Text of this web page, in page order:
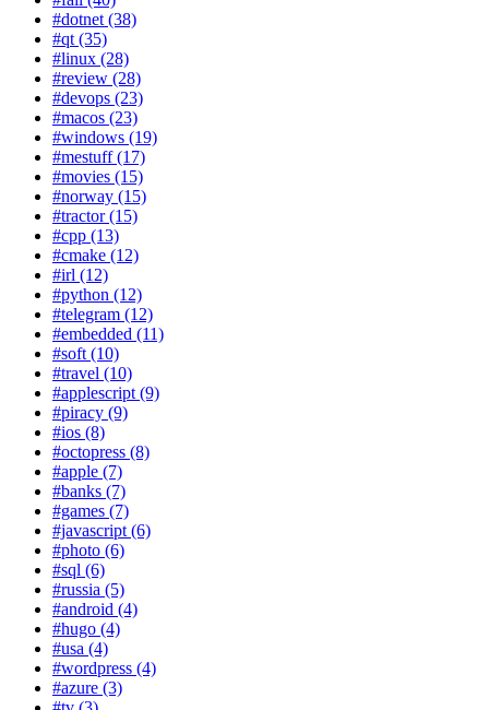
#dotnet (38)
#qt (35)
#linux (28)
#review (28)
#devops (23)
#macos (23)
#windows (19)
#mestuff (17)
#movies (15)
#norway (15)
#tractor (15)
#cpp (13)
#cmake (12)
#irl (12)
#python (12)
#telegram (12)
#embedded (11)
#soft (10)
#travel (10)
#applescript (9)
#piracy (9)
#ios (8)
#octopress (8)
#apple (7)
#banks (7)
#games (7)
#javascript (6)
#photo (6)
#sql (6)
#russia (5)
#android (4)
#hugo (4)
#usa (4)
#wordpress (4)
#azure (3)